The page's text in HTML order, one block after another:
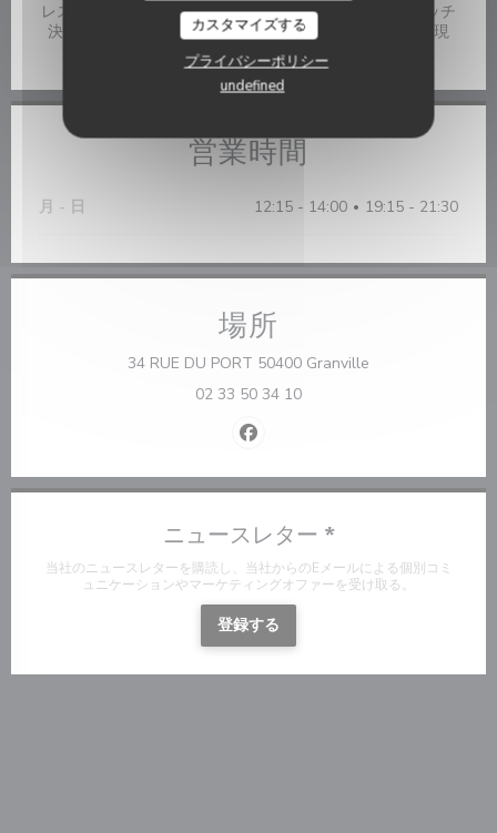
カスタマイズする
プライバシーポリシー
undefined
レストランチケット, ビザ, チケ・レストラン (食券) , タッチ
決済 クレジットカード, ユーロカード /マスターカード, 現
金, ホリデーバウチャー, カルトブルー, アメックス
営業時間
月 - 日 12:15 - 14:00 • 19:15 - 21:30
場所
34 RUE DU PORT 50400 Granville
02 33 50 34 10
Facebook ((新しいウィンドウ
ニュースレター *
当社のニュースレターを購読し、当社からのEメールによる個別コミ
ュニケーションやマーケティングオファーを受け取る。
登録する